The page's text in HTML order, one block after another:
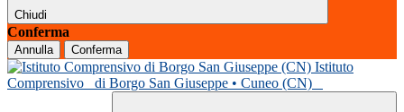
Chiudi
Conferma
Annulla Conferma
Istituto
Comprensivo
di Borgo San Giuseppe • Cuneo (CN)